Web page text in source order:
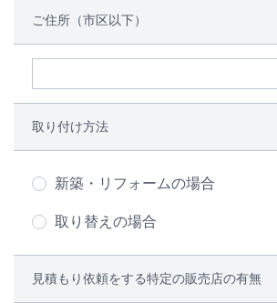
ご住所（市区以下）
取り付け方法
新築・リフォームの場合
取り替えの場合
見積もり依頼をする特定の販売店の有無